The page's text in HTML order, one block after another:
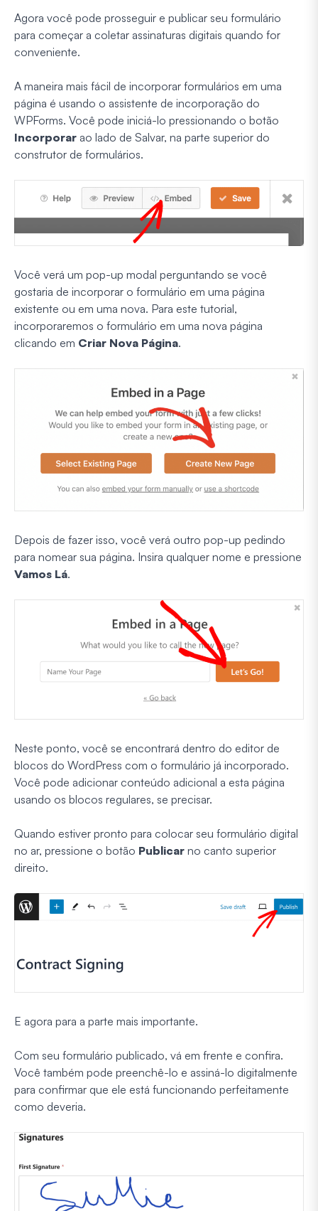
Agora você pode prosseguir e publicar seu formulário
para começar a coletar assinaturas digitais quando for
conveniente.
A maneira mais fácil de incorporar formulários em uma
página é usando o assistente de incorporação do
WPForms. Você pode iniciá-lo pressionando o botão
Incorporar ao lado de Salvar, na parte superior do
construtor de formulários.
Você verá um pop-up modal perguntando se você
gostaria de incorporar o formulário em uma página
existente ou em uma nova. Para este tutorial,
incorporaremos o formulário em uma nova página
clicando em Criar Nova Página.
Depois de fazer isso, você verá outro pop-up pedindo
para nomear sua página. Insira qualquer nome e pressione
Vamos Lá.
Neste ponto, você se encontrará dentro do editor de
blocos do WordPress com o formulário já incorporado.
Você pode adicionar conteúdo adicional a esta página
usando os blocos regulares, se precisar.
Quando estiver pronto para colocar seu formulário digital
no ar, pressione o botão Publicar no canto superior
direito.
E agora para a parte mais importante.
Com seu formulário publicado, vá em frente e confira.
Você também pode preenchê-lo e assiná-lo digitalmente
para confirmar que ele está funcionando perfeitamente
como deveria.